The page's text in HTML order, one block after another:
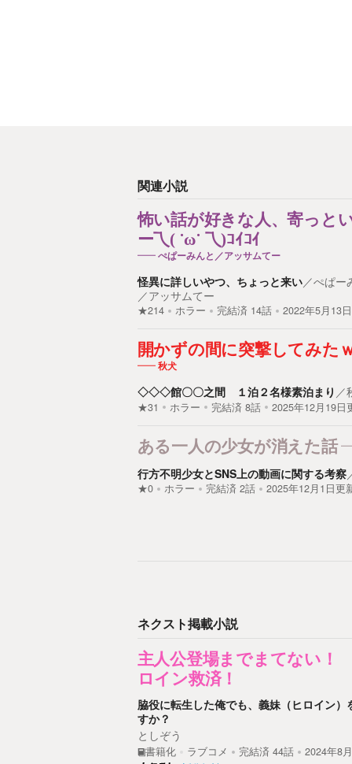
関連小説
怖い話が好きな人、寄っと
ー乁( ˙ω˙ 乁)ｺｲｺｲ
ぺぱーみんと／アッサムてー
怪異に詳しいやつ、ちょっと来い／ぺぱー
／アッサムてー
★214 ホラー 完結済 14話 2022年5月13
開かずの間に突撃してみた
秋犬
◇◇◇館〇〇之間 １泊２名様素泊まり ／
★31 ホラー 完結済 8話 2025年12月19日
ある一人の少女が消えた話
行方不明少女とSNS上の動画に関する考察
★0 ホラー 完結済 2話 2025年12月1日更
ネクスト掲載小説
主人公登場までまてない！
ロイン救済！
脇役に転生した俺でも、義妹（ヒロイン
すか？
としぞう
書籍化 ラブコメ 完結済 44話 2024年8